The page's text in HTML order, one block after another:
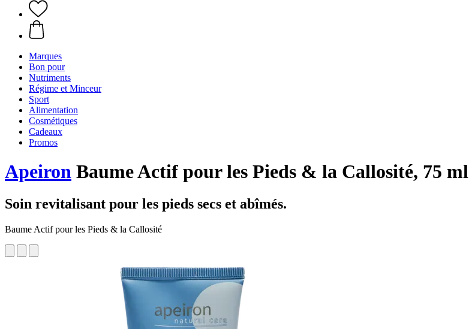
Marques
Bon pour
Nutriments
Régime et Minceur
Sport
Alimentation
Cosmétiques
Cadeaux
Promos
Apeiron Baume Actif pour les Pieds & la Callosité, 75 ml
Soin revitalisant pour les pieds secs et abîmés.
Baume Actif pour les Pieds & la Callosité